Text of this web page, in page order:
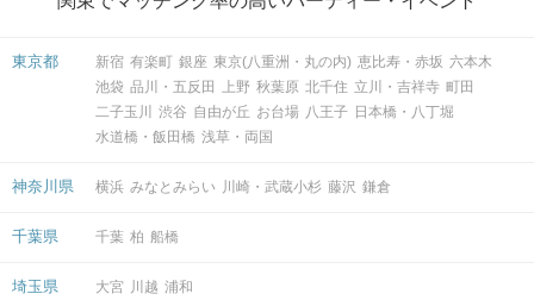
東京都 新宿 有楽町 銀座 東京(八重洲・丸の内) 恵比寿・赤坂 六本木
池袋 品川・五反田 上野 秋葉原 北千住 立川・吉祥寺 町田
二子玉川
渋谷 自由が丘 お台場 八王子 日本橋・八丁堀
水道橋・飯田橋 浅草・両国
神奈川県 横浜 みなとみらい 川崎・武蔵小杉 藤沢 鎌倉
千葉県 千葉 柏 船橋
埼玉県 大宮 川越 浦和